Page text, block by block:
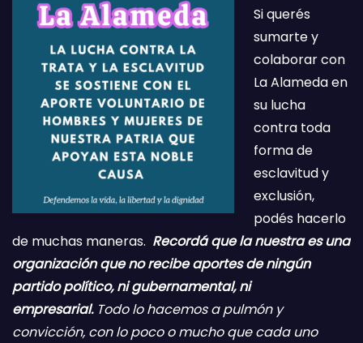
Si querés
sumarte y
colaborar con
La Alameda en
su lucha
contra toda
forma de
esclavitud y
exclusión,
podés hacerlo
de muchas maneras. Recordá que la nuestra es una
organización que no recibe aportes de ningún
partido político, ni gubernamental, ni
empresarial.Todo lo hacemos a pulmón y
convicción, con lo poco o mucho que cada uno